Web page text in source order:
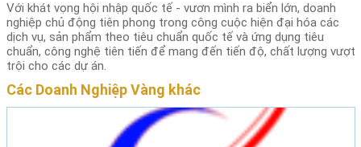
Với khát vọng hội nhập quốc tế - vươn mình ra biển lớn, doanh
nghiệp chủ động tiên phong trong công cuộc hiện đại hóa các
dịch vụ, sản phẩm theo tiêu chuẩn quốc tế và ứng dụng tiêu
chuẩn, công nghệ tiên tiến để mang đến tiến độ, chất lượng vượt
trội cho các dự án.
Các Doanh Nghiệp Vàng khác